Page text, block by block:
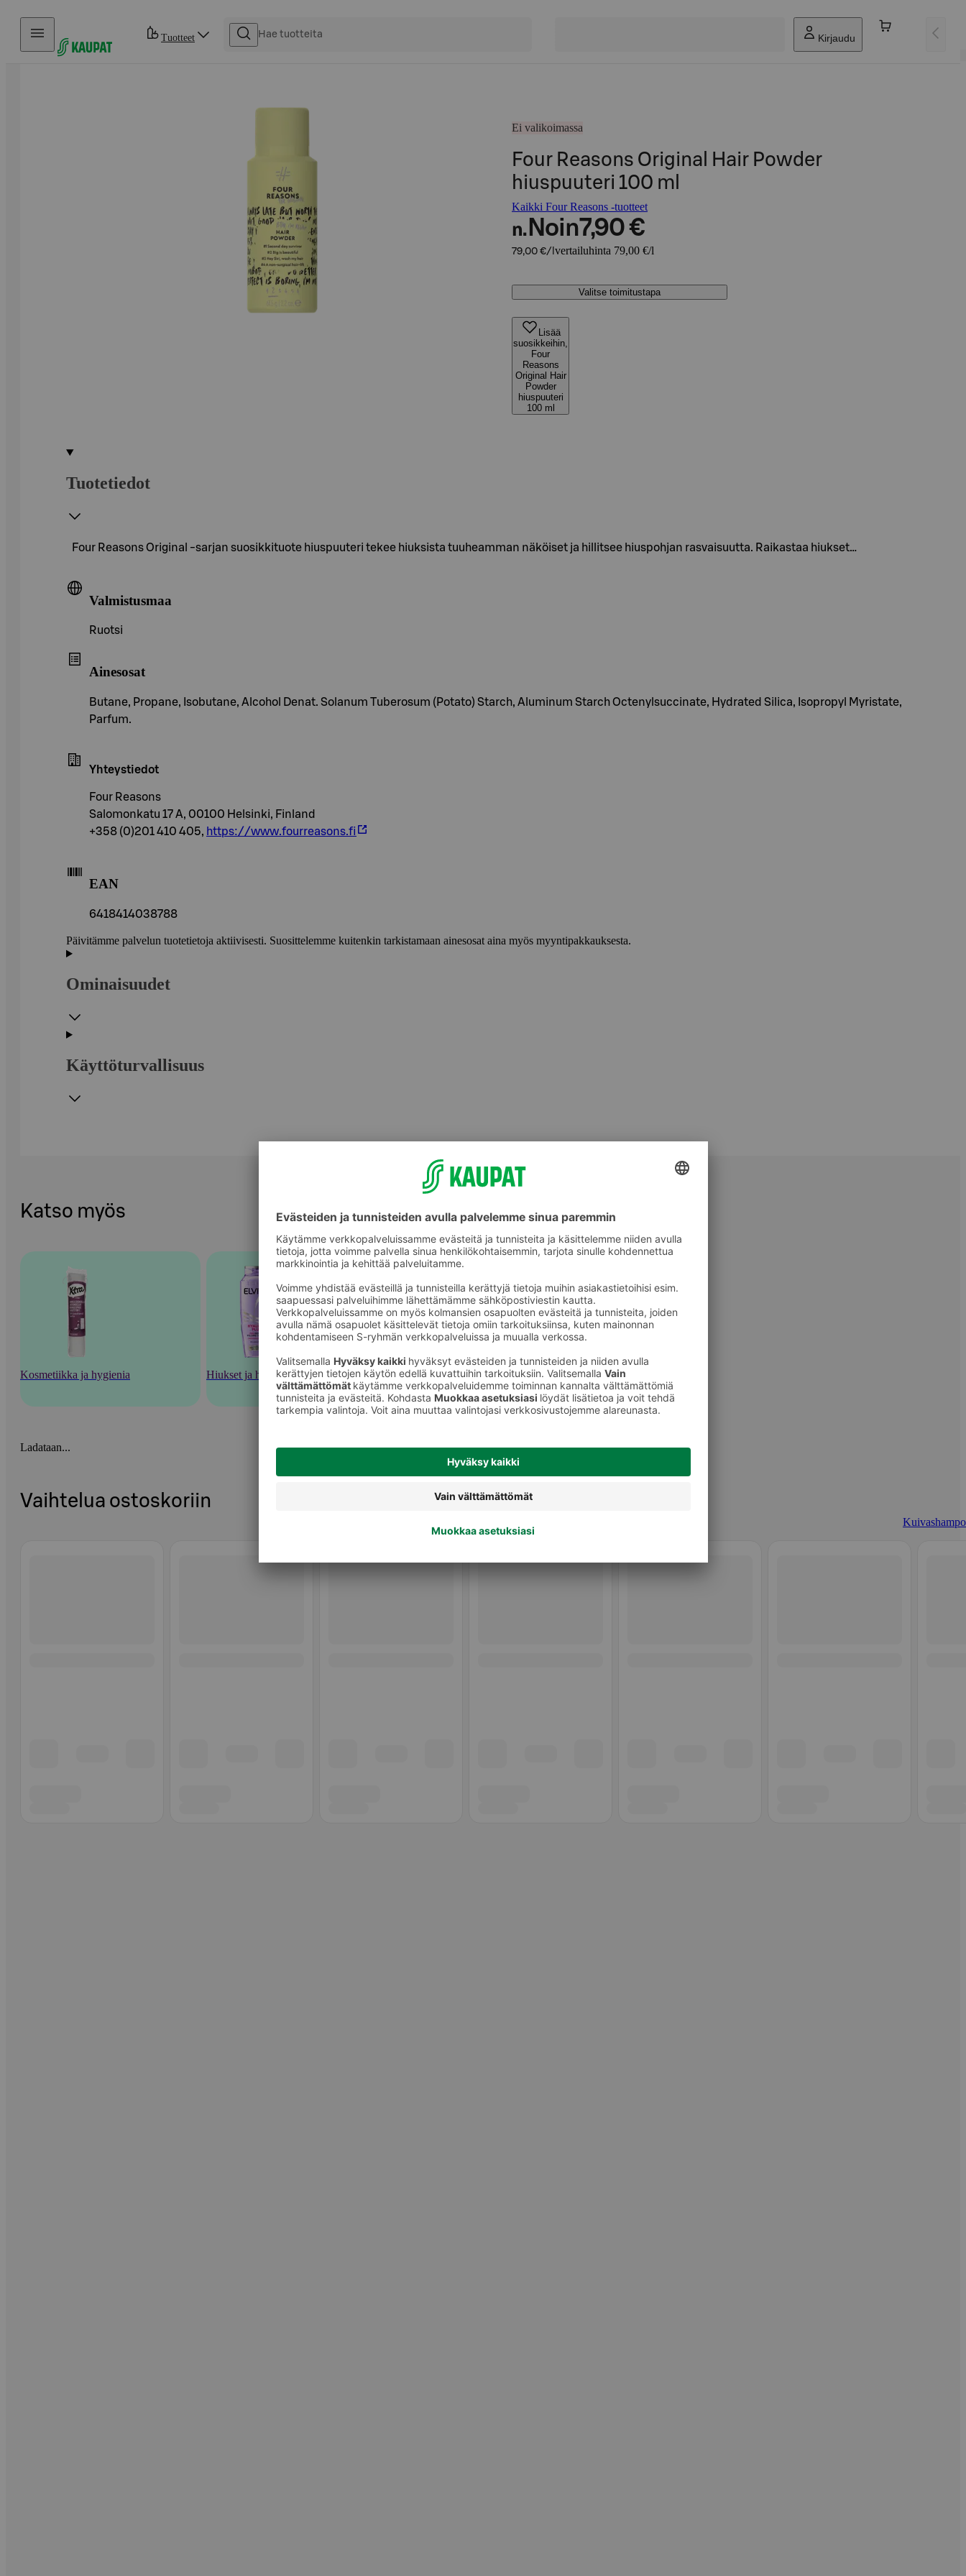
Hyppää sisältöön
Tuotteet Kirjaudu
Ei valikoimassa
Four Reasons Original Hair Powder
hiuspuuteri 100 ml
Kaikki Four Reasons -tuotteet
n. Noin7,90 €
79,00 €/l vertailuhinta 79,00 €/l
Valitse toimitustapa
Lisää
suosikkeihin,
Four
Reasons
Original Hair
Powder
hiuspuuteri
100 ml
Tuotetiedot
Four Reasons Original -sarjan suosikkituote hiuspuuteri tekee hiuksista tuuheamman näköiset ja hillitsee hiuspohjan rasvaisuutta. Raikastaa hiukset…
Valmistusmaa
Ruotsi
Ainesosat
Butane, Propane, Isobutane, Alcohol Denat. Solanum Tuberosum (Potato) Starch, Aluminum Starch Octenylsuccinate, Hydrated Silica, Isopropyl Myristate,
Parfum.
Yhteystiedot
Four Reasons
Salomonkatu 17 A, 00100 Helsinki, Finland
+358 (0)201 410 405, https://www.fourreasons.fi
EAN
6418414038788
Päivitämme palvelun tuotetietoja aktiivisesti. Suosittelemme kuitenkin tarkistamaan ainesosat aina myös myyntipakkauksesta.
Ominaisuudet
Käyttöturvallisuus
Katso myös
Kosmetiikka ja hygienia Hiukset ja hiustenhoito Kuivashampoot
Ladataan...
Vaihtelua ostoskoriin